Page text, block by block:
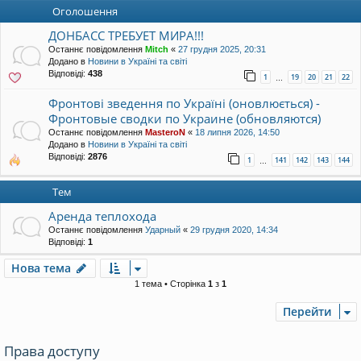
Оголошення
ДОНБАСС ТРЕБУЕТ МИРА!!!
Останнє повідомлення Mitch « 27 грудня 2025, 20:31
Додано в Новини в Україні та світі
Відповіді: 438 1 … 19 20 21 22
Фронтові зведення по Україні (оновлюється) -
Фронтовые сводки по Украине (обновляются)
Останнє повідомлення MasteroN « 18 липня 2026, 14:50
Додано в Новини в Україні та світі
Відповіді: 2876 1 … 141 142 143 144
Тем
Аренда теплохода
Останнє повідомлення Ударный « 29 грудня 2020, 14:34
Відповіді: 1
Нова тема
1 тема • Сторінка 1 з 1
Перейти
Права доступу